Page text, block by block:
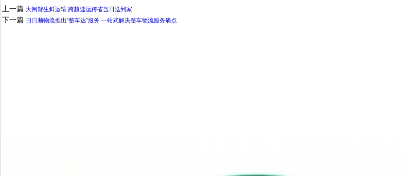
上一篇 大闸蟹生鲜运输 跨越速运跨省当日送到家
下一篇 日日顺物流推出“整车达”服务 一站式解决整车物流服务痛点